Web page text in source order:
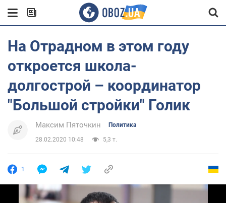
На Отрадном в этом году
откроется школа-
долгострой – координатор
"Большой стройки" Голик
Максим Пяточкин Политика
28.02.2020 10:48 5,3 т.
1